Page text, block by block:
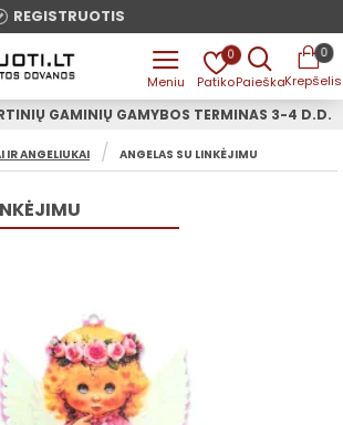
REGISTRUOTIS
0 0
IR ANGELIUKAI ANGELAS SU LINKĖJIMU
GAMINIŲ GAMYBOS TERMINAS 3-4 D.D.